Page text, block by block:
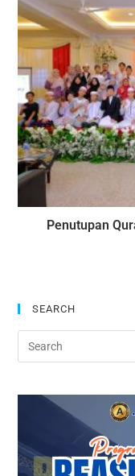
Penutupan
SEARCH